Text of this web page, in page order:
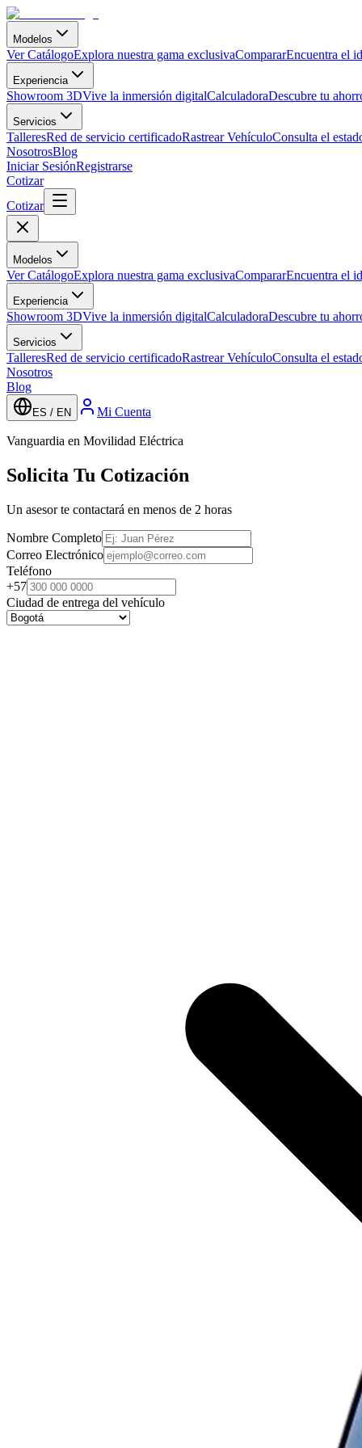
Modelos
Ver CatálogoExplora nuestra gama exclusivaCompararEncuentra el
Experiencia
Showroom 3DVive la inmersión digitalCalculadoraDescubre tu
Servicios
TalleresRed de servicio certificadoRastrear VehículoConsulta el
NosotrosBlog
Iniciar SesiónRegistrarse
Cotizar
Cotizar
Modelos
Ver CatálogoExplora nuestra gama exclusivaCompararEncuentra el
Experiencia
Showroom 3DVive la inmersión digitalCalculadoraDescubre tu
Servicios
TalleresRed de servicio certificadoRastrear VehículoConsulta el
Nosotros
Blog
ES / EN Mi Cuenta
Vanguardia en Movilidad Eléctrica
Solicita Tu Cotización
Un asesor te contactará en menos de 2 horas
Nombre Completo
Correo Electrónico
Teléfono
+57
Ciudad de entrega del vehículo